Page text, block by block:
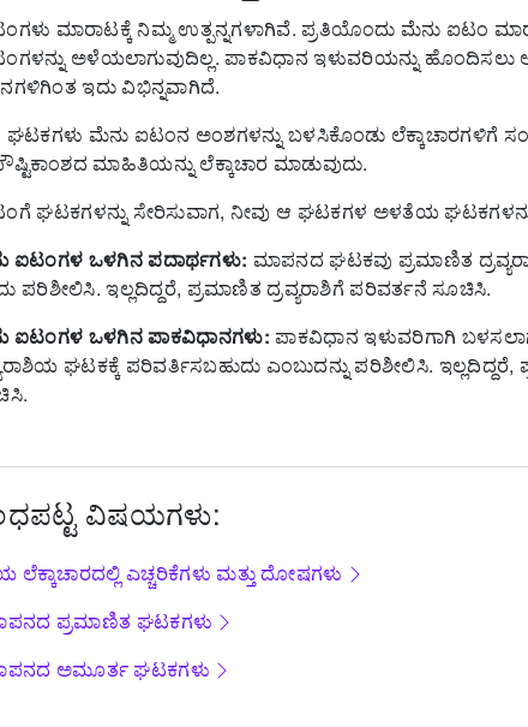
ಮಾರಾಟಕ್ಕೆ ನಿಮ್ಮ ಉತ್ಪನ್ನಗಳಾಗಿವೆ. ಪ್ರತಿಯೊಂದು ಮೆನು ಐಟಂ
ಅಳೆಯಲಾಗುವುದಿಲ್ಲ. ಪಾಕವಿಧಾನ ಇಳುವರಿಯನ್ನು
ಇದು ವಿಭಿನ್ನವಾಗಿದೆ.
ಮೆನು ಐಟಂನ ಅಂಶಗಳನ್ನು ಬಳಸಿಕೊಂಡು ಲೆಕ್ಕಾಚಾರಗಳಿಗೆ
ಮಾಹಿತಿಯನ್ನು ಲೆಕ್ಕಾಚಾರ ಮಾಡುವುದು.
ಘಟಕಗಳನ್ನು ಸೇರಿಸುವಾಗ, ನೀವು ಆ ಘಟಕಗಳ ಅಳತೆಯ
ಐಟಂಗಳ ಒಳಗಿನ ಪದಾರ್ಥಗಳು: ಮಾಪನದ ಘಟಕವು ಪ್ರಮಾಣಿತ
ಪರಿಶೀಲಿಸಿ. ಇಲ್ಲದಿದ್ದರೆ, ಪ್ರಮಾಣಿತ ದ್ರವ್ಯರಾಶಿಗೆ ಪರಿವರ್ತನೆ ಸೂಚಿಸಿ.
ಐಟಂಗಳ ಒಳಗಿನ ಪಾಕವಿಧಾನಗಳು: ಪಾಕವಿಧಾನ ಇಳುವರಿಗಾಗಿ
ಘಟಕಕ್ಕೆ ಪರಿವರ್ತಿಸಬಹುದು ಎಂಬುದನ್ನು ಪರಿಶೀಲಿಸಿ. ಇಲ್ಲದಿದ್ದರೆ,
ವಿಷಯಗಳು:
ಎಚ್ಚರಿಕೆಗಳು ಮತ್ತು ದೋಷಗಳು
ಪ್ರಮಾಣಿತ ಘಟಕಗಳು
ಅಮೂರ್ತ ಘಟಕಗಳು